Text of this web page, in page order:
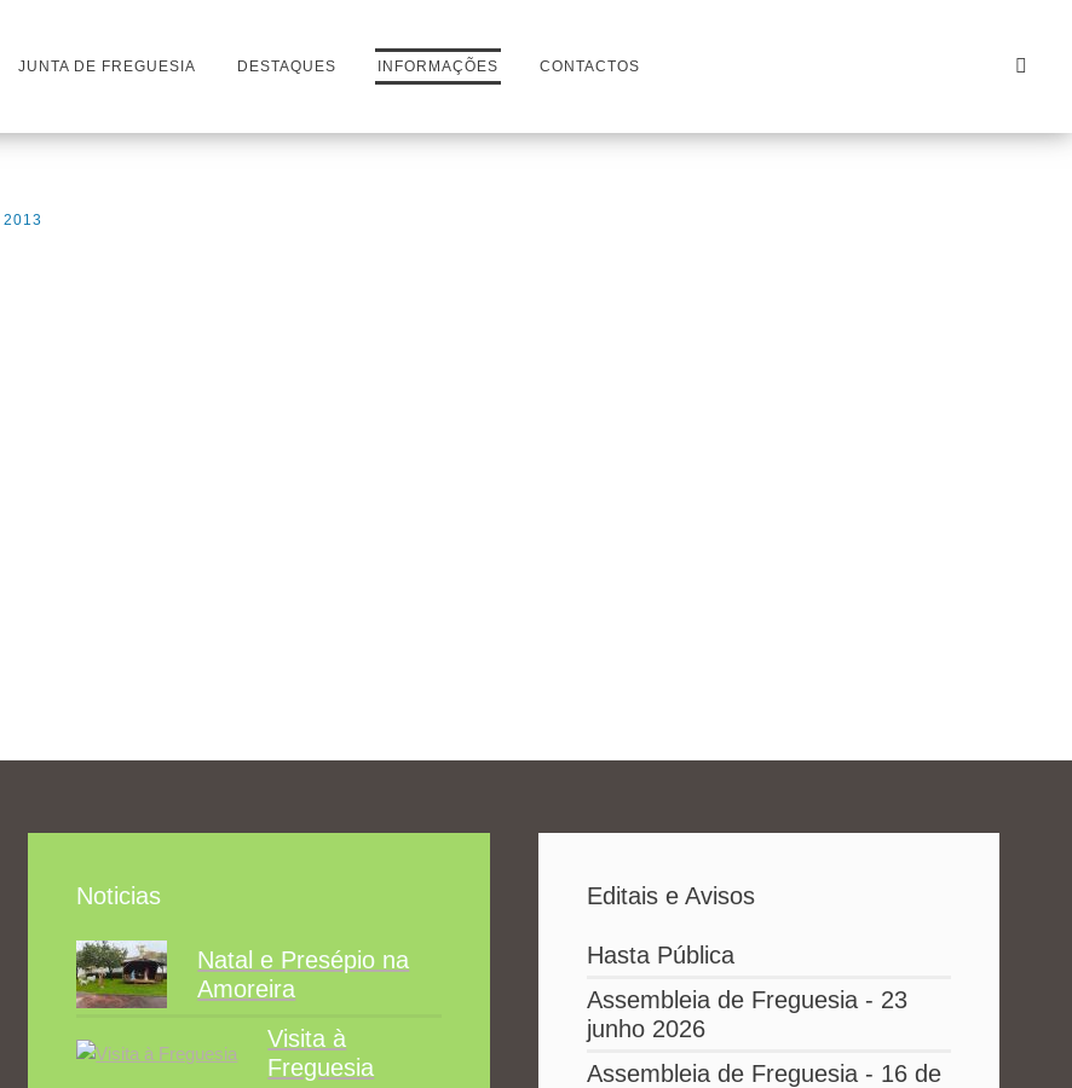
JUNTA DE FREGUESIA DESTAQUES INFORMAÇÕES CONTACTOS
2013
Noticias
Natal e Presépio na
Amoreira
Visita à
Freguesia
Editais e Avisos
Hasta Pública
Assembleia de Freguesia - 23
junho 2026
Assembleia de Freguesia - 16 de